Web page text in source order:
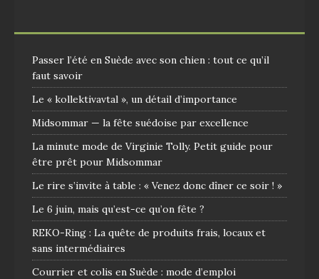
Passer l’été en Suède avec son chien : tout ce qu’il
faut savoir
Le « kollektivavtal », un détail d’importance
Midsommar — la fête suédoise par excellence
La minute mode de Virginie Tolly. Petit guide pour
être prêt pour Midsommar
Le rire s’invite à table : « Venez donc dîner ce soir ! »
Le 6 juin, mais qu’est-ce qu’on fête ?
REKO-Ring : La quête de produits frais, locaux et
sans intermédiaires
Courrier et colis en Suède : mode d’emploi